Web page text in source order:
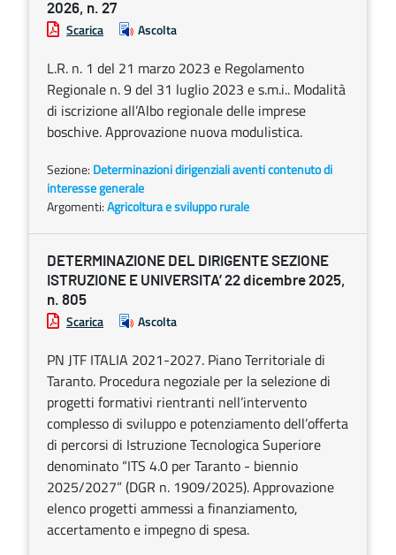
2026, n. 27
Scarica Ascolta
L.R. n. 1 del 21 marzo 2023 e Regolamento
Regionale n. 9 del 31 luglio 2023 e s.m.i.. Modalità
di iscrizione all’Albo regionale delle imprese
boschive. Approvazione nuova modulistica.
Sezione: Determinazioni dirigenziali aventi contenuto di
interesse generale
Argomenti:Agricoltura e sviluppo rurale
DETERMINAZIONE DEL DIRIGENTE SEZIONE
ISTRUZIONE E UNIVERSITA’ 22 dicembre 2025,
n. 805
Scarica Ascolta
PN JTF ITALIA 2021-2027. Piano Territoriale di
Taranto. Procedura negoziale per la selezione di
progetti formativi rientranti nell’intervento
complesso di sviluppo e potenziamento dell’offerta
di percorsi di Istruzione Tecnologica Superiore
denominato “ITS 4.0 per Taranto - biennio
2025/2027” (DGR n. 1909/2025). Approvazione
elenco progetti ammessi a finanziamento,
accertamento e impegno di spesa.